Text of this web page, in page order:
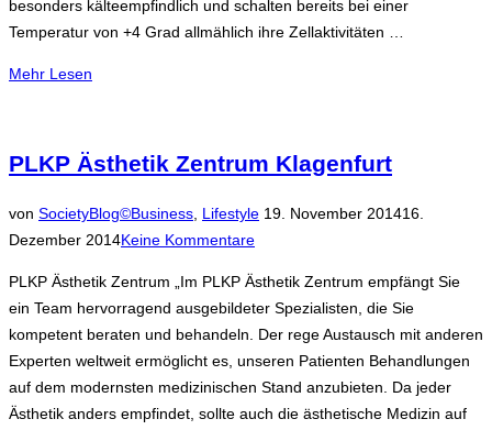
besonders kälteempfindlich und schalten bereits bei einer
Temperatur von +4 Grad allmählich ihre Zellaktivitäten …
Mehr über
MIT
KÄLTE
DAS
PRINZIP
KÄLTEPLATTENTECHNIK“
Lesen
PLKP Ästhetik Zentrum Klagenfurt
von SocietyBlog©Business, LifestyleVeröffentlicht
19. November 201416.
Dezember 2014Keine Kommentare
PLKP Ästhetik Zentrum „Im PLKP Ästhetik Zentrum empfängt Sie
ein Team hervorragend ausgebildeter Spezialisten, die Sie
kompetent beraten und behandeln. Der rege Austausch mit anderen
Experten weltweit ermöglicht es, unseren Patienten Behandlungen
auf dem modernsten medizinischen Stand anzubieten. Da jeder
Ästhetik anders empfindet, sollte auch die ästhetische Medizin auf